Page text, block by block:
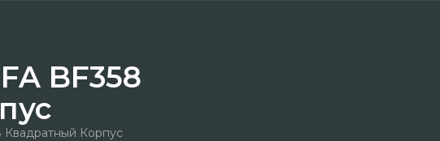
BF358
Квадратный Корпус